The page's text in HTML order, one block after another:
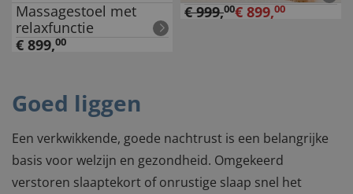
Massagestoel met
relaxfunctie
€ 899,00
€999,00€ 899,00
Goed liggen
Een verkwikkende, goede nachtrust is een belangrijke
basis voor welzijn en gezondheid. Omgekeerd
verstoren slaaptekort of onrustige slaap snel het